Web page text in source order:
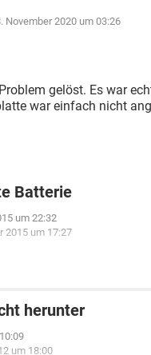
November 2020 um 03:26
gelöst. Es war
war einfach nicht
Batterie
um 22:32
2015 um 17:27
herunter
um 18:00